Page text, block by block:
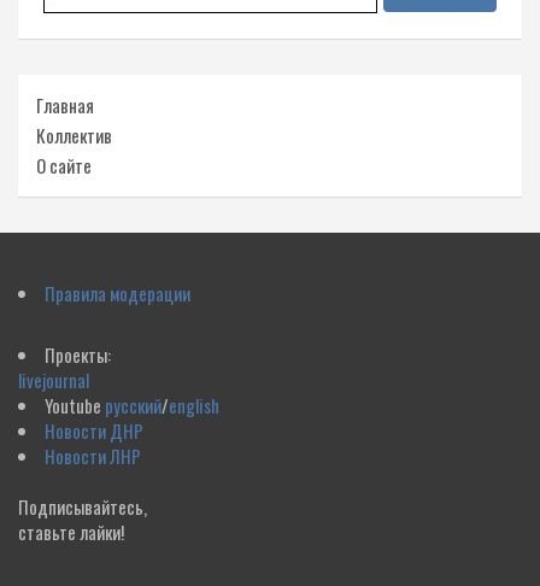
Главная
Коллектив
О сайте
Правила модерации
Проекты:
livejournal
Youtube русский/english
Новости ДНР
Новости ЛНР
Подписывайтесь,
ставьте лайки!